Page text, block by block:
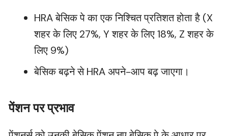
HRA बेसिक पे का एक निश्चित प्रतिशत होता है (X
शहर के लिए 27%, Y शहर के लिए 18%, Z शहर के
लिए 9%)
बेसिक बढ़ने से HRA अपने-आप बढ़ जाएगा।
पेंशन पर प्रभाव